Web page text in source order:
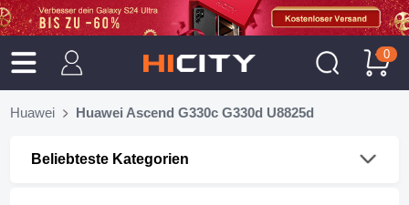
0
Huawei Huawei Ascend G330c G330d U8825d
Beliebteste Kategorien